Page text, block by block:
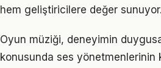
hem geliştiricilere değer sunuyor.
Oyun müziği, deneyimin
konusunda ses yönetmenlerinin